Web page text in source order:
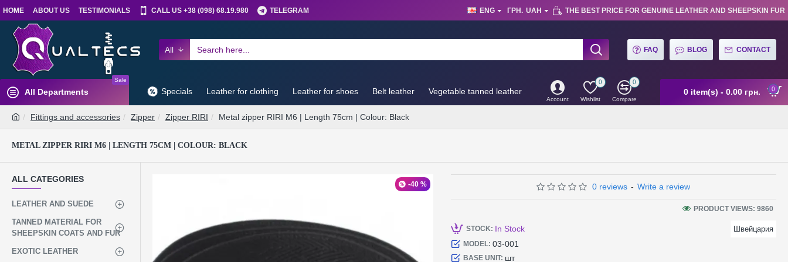
HOME ABOUT US TESTIMONIALS CALL US +38 (098) 68.19.980 TELEGRAM ENG ГРН. UAH THE BEST PRICE FOR GENUINE LEATHER AND SHEEPSKIN FUR
All FAQ BLOG CONTACT
All Departments
Sale
Specials Leather for clothing Leather for shoes Belt leather Vegetable tanned leather
Account Wishlist
0
Compare
0
0 item(s) - 0.00 грн. 0
Fittings and accessories Zipper Zipper RIRI Metal zipper RIRI M6 | Length 75cm | Colour: Black
METAL ZIPPER RIRI M6 | LENGTH 75CM | COLOUR: BLACK
ALL CATEGORIES
LEATHER AND SUEDE
TANNED MATERIAL FOR
SHEEPSKIN COATS AND FUR
EXOTIC LEATHER
-40 %
STOCK: In Stock
MODEL: 03-001
BASE UNIT: шт
Швейцария
PRODUCT VIEWS: 9860
0 reviews - Write a review